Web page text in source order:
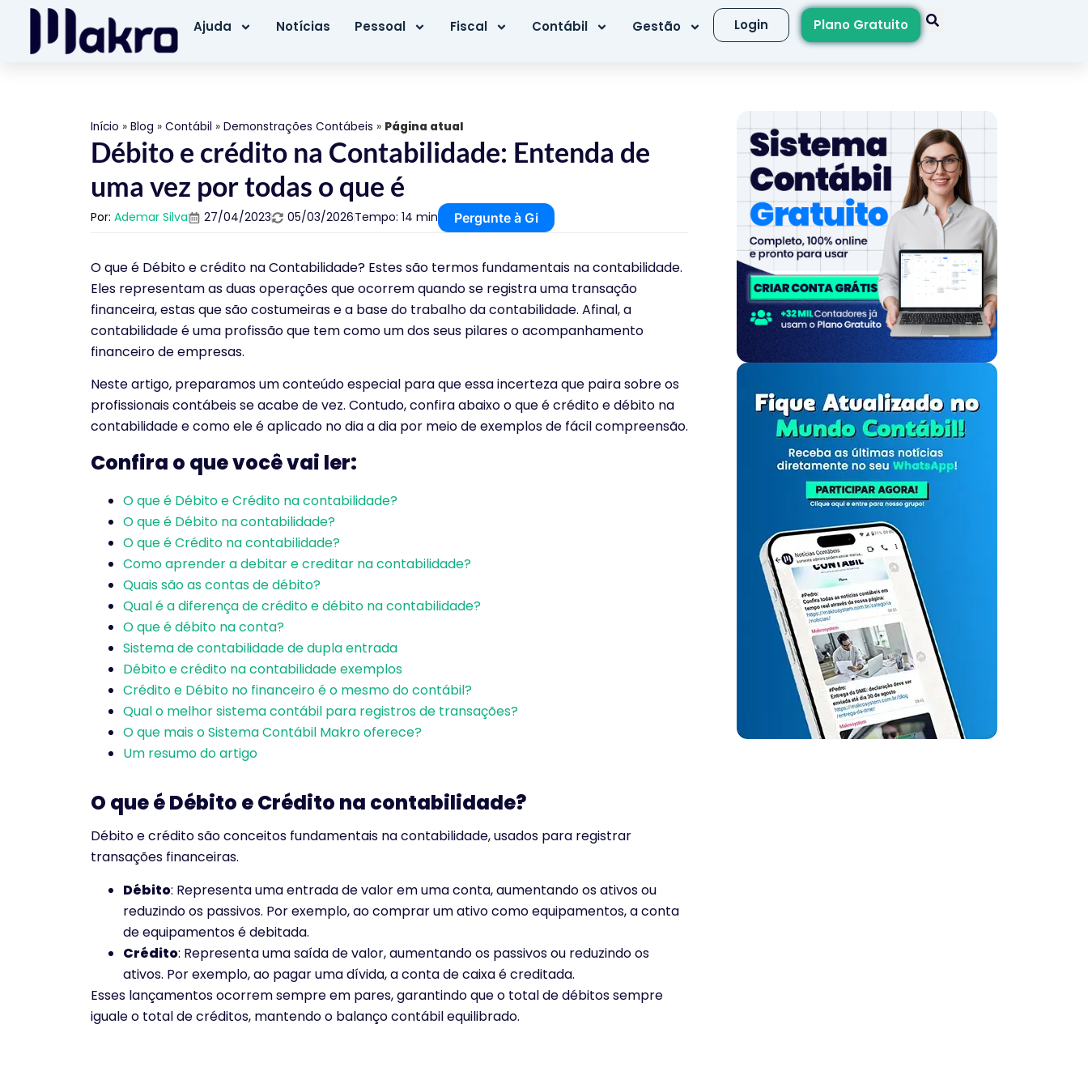
Ajuda Notícias Pessoal Fiscal Contábil Gestão Login Plano Gratuito
Início » Blog » Contábil » Demonstrações Contábeis » Página atual
Débito e crédito na Contabilidade: Entenda de
uma vez por todas o que é
Por: Ademar Silva 27/04/2023 05/03/2026Tempo: 14 min Pergunte à Gi
O que é Débito e crédito na Contabilidade? Estes são termos fundamentais na contabilidade.
Eles representam as duas operações que ocorrem quando se registra uma transação
financeira, estas que são costumeiras e a base do trabalho da contabilidade. Afinal, a
contabilidade é uma profissão que tem como um dos seus pilares o acompanhamento
financeiro de empresas.
Neste artigo, preparamos um conteúdo especial para que essa incerteza que paira sobre os
profissionais contábeis se acabe de vez. Contudo, confira abaixo o que é crédito e débito na
contabilidade e como ele é aplicado no dia a dia por meio de exemplos de fácil compreensão.
Confira o que você vai ler:
O que é Débito e Crédito na contabilidade?
O que é Débito na contabilidade?
O que é Crédito na contabilidade?
Como aprender a debitar e creditar na contabilidade?
Quais são as contas de débito?
Qual é a diferença de crédito e débito na contabilidade?
O que é débito na conta?
Sistema de contabilidade de dupla entrada
Débito e crédito na contabilidade exemplos
Crédito e Débito no financeiro é o mesmo do contábil?
Qual o melhor sistema contábil para registros de transações?
O que mais o Sistema Contábil Makro oferece?
Um resumo do artigo
O que é Débito e Crédito na contabilidade?
Débito e crédito são conceitos fundamentais na contabilidade, usados para registrar
transações financeiras.
Débito: Representa uma entrada de valor em uma conta, aumentando os ativos ou
reduzindo os passivos. Por exemplo, ao comprar um ativo como equipamentos, a conta
de equipamentos é debitada.
Crédito: Representa uma saída de valor, aumentando os passivos ou reduzindo os
ativos. Por exemplo, ao pagar uma dívida, a conta de caixa é creditada.
Esses lançamentos ocorrem sempre em pares, garantindo que o total de débitos sempre
iguale o total de créditos, mantendo o balanço contábil equilibrado.